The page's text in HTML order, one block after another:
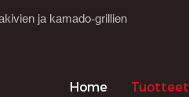
ja kamado-grillien
Home Tuotteet